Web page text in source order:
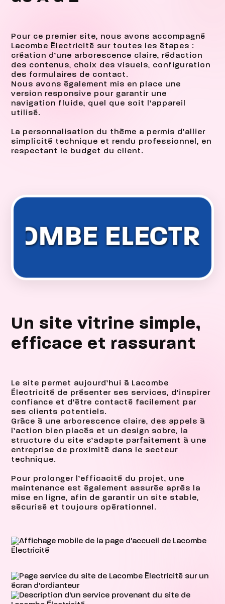
Pour ce premier site, nous avons accompagné
Lacombe Électricité sur toutes les étapes :
création d’une arborescence claire, rédaction
des contenus, choix des visuels, configuration
des formulaires de contact.
Nous avons également mis en place une
version responsive pour garantir une
navigation fluide, quel que soit l’appareil
utilisé.
La personnalisation du thème a permis d’allier
simplicité technique et rendu professionnel, en
respectant le budget du client.
LACOMBE
Un site vitrine simple,
efficace et rassurant
Le site permet aujourd’hui à Lacombe
Électricité de présenter ses services, d’inspirer
confiance et d’être contacté facilement par
ses clients potentiels.
Grâce à une arborescence claire, des appels à
l’action bien placés et un design sobre, la
structure du site s’adapte parfaitement à une
entreprise de proximité dans le secteur
technique.
Pour prolonger l’efficacité du projet, une
maintenance est également assurée après la
mise en ligne, afin de garantir un site stable,
sécurisé et toujours opérationnel.